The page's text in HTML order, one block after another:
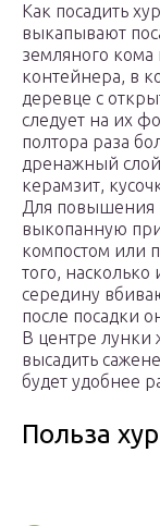
Как посадить
выкапывают
земляного кома
контейнера, в
деревце с
следует на их
полтора раза
дренажный
керамзит,
Для повышения
выкопанную
компостом или
того, насколько
середину
после посадки
В центре лунки
высадить
будет удобнее
Польза